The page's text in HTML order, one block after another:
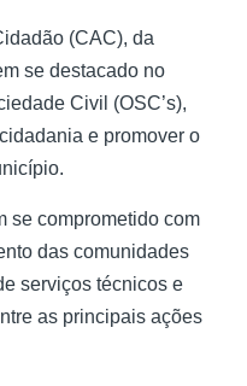
(CAC), da
se destacado no
Civil (OSC’s),
e promover o
se comprometido com
das comunidades
serviços técnicos e
as principais ações